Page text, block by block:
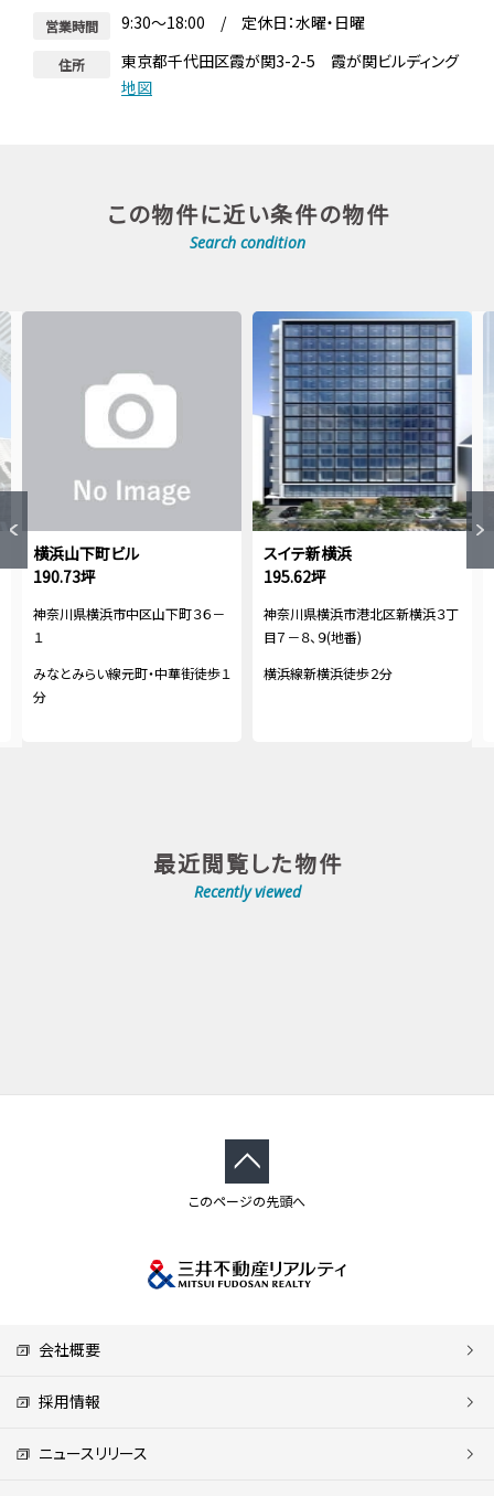
営業時間 9:30～18:00 / 定休日：水曜・日曜
住所
東京都千代田区霞が関3-2-5 霞が関ビルディング
地図
この物件に近い条件の物件
Search condition
横浜山下町ビル
190.73坪
神奈川県横浜市中区山下町３６－
１
みなとみらい線元町・中華街徒歩１
分
スイテ新横浜
195.62坪
神奈川県横浜市港北区新横浜３丁
目７－８、９(地番)
横浜線新横浜徒歩２分
最近閲覧した物件
Recently viewed
このページの先頭へ
会社概要
採用情報
ニュースリリース